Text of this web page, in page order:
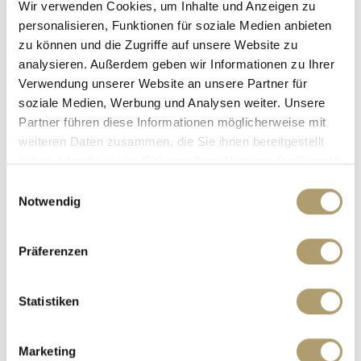
Wir verwenden Cookies, um Inhalte und Anzeigen zu
personalisieren, Funktionen für soziale Medien anbieten
zu können und die Zugriffe auf unsere Website zu
analysieren. Außerdem geben wir Informationen zu Ihrer
Verwendung unserer Website an unsere Partner für
soziale Medien, Werbung und Analysen weiter. Unsere
Partner führen diese Informationen möglicherweise mit
weiteren Daten zusammen, die Sie ihnen bereitgestellt
haben oder die sie im Rahmen Ihrer Nutzung der Dienste
Notwendig
Präferenzen
Statistiken
Marketing
599.000,- € VERKAUFT
München
Erdgeschosswohnung